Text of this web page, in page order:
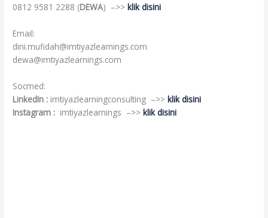
0812 9581 2288 (DEWA) –>>klik disini
Email:
dini.mufidah@imtiyazlearnings.com
dewa@imtiyazlearnings.com
Socmed:
LinkedIn : imtiyazlearningconsulting –>>klik disini
Instagram : imtiyazlearnings –>>klik disini